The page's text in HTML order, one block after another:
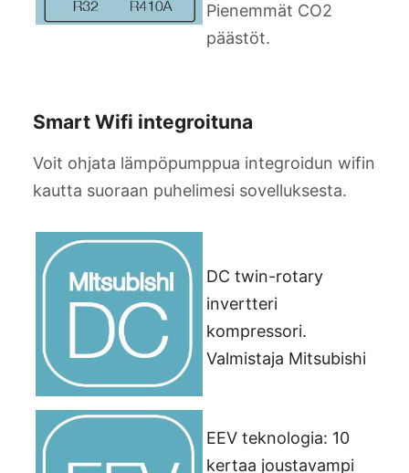
Pienemmät CO2
päästöt.
Smart Wifi integroituna
Voit ohjata lämpöpumppua integroidun wifin
kautta suoraan puhelimesi sovelluksesta.
DC twin-rotary
invertteri
kompressori.
Valmistaja Mitsubishi
EEV teknologia: 10
kertaa joustavampi